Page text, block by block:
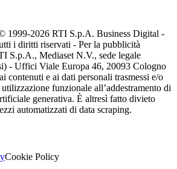
1999-2026 RTI S.p.A. Business Digital -
i diritti riservati - Per la pubblicità
S.p.A., Mediaset N.V., sede legale
- Uffici Viale Europa 46, 20093 Cologno
contenuti e ai dati personali trasmessi e/o
funzionale all’addestramento di
generativa. È altresì fatto divieto
automatizzati di data scraping.
Cookie Policy